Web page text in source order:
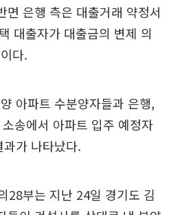
면 은행 측은 대출거래 약정서
대출자가 대출금의 변제 의
다.
아파트 수분양자들과 은행,
송에서 아파트 입주 예정자
가 나타났다.
28부는 지난 24일 경기도 김